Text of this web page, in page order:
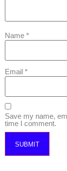
Name *
Email *
Save my name,
time I comment.